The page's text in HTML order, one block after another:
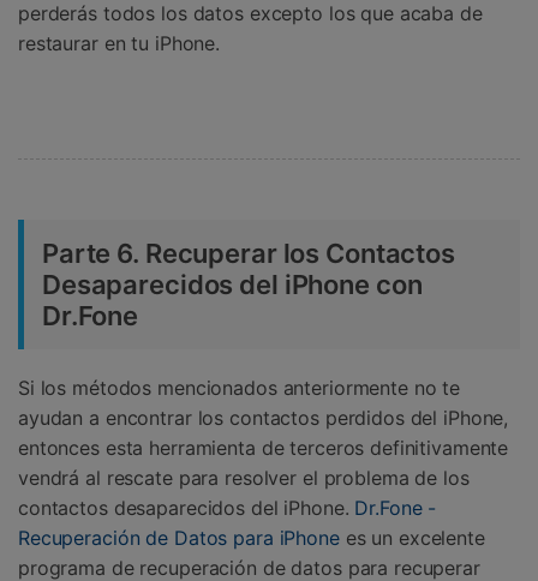
perderás todos los datos excepto los que acaba de
restaurar en tu iPhone.
Parte 6. Recuperar los Contactos
Desaparecidos del iPhone con
Dr.Fone
Si los métodos mencionados anteriormente no te
ayudan a encontrar los contactos perdidos del iPhone,
entonces esta herramienta de terceros definitivamente
vendrá al rescate para resolver el problema de los
contactos desaparecidos del iPhone. Dr.Fone -
Recuperación de Datos para iPhonees un excelente
programa de recuperación de datos para recuperar